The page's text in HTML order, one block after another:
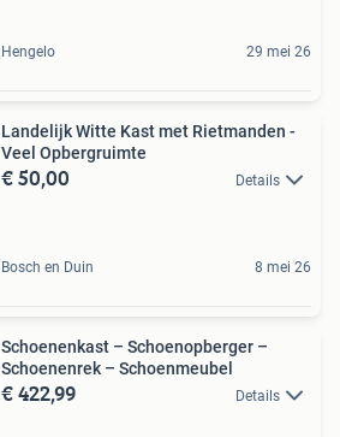
Hengelo 29 mei 26
Landelijk Witte Kast met Rietmanden -
Veel Opbergruimte
€ 50,00 Details
Bosch en Duin 8 mei 26
Schoenenkast – Schoenopberger –
Schoenenrek – Schoenmeubel
€ 422,99 Details